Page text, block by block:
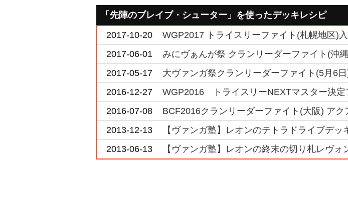
「先陣のブレイブ・シューター」を使ったデッキレシピ
2017-10-20
WGP2017 トライスリーファイト(札幌地区)
2017-06-01
みにヴぁんが祭 クランリーダーファイト(沖
2017-05-17
大ヴァンガ祭クランリーダーファイト(5月6
2016-12-27
WGP2016 トライスリーNEXTマスター決定
2016-07-08
BCF2016クランリーダーファイト(大阪) ア
2013-12-13
【ヴァンガ塾】レオンのテトラドライブデッ
2013-06-13
【ヴァンガ塾】レオンの終末の切り札レヴォ